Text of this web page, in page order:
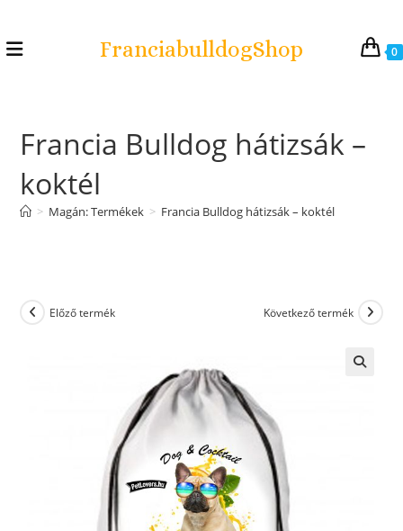
FranciabulldogShop 0
Francia Bulldog hátizsák –
koktél
> Magán: Termékek > Francia Bulldog hátizsák – koktél
Előző termék Következő termék